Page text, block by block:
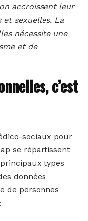
accroissent leur
et sexuelles. La
nécessite une
et de
c’est
sociaux pour
se répartissent
types
données
de personnes